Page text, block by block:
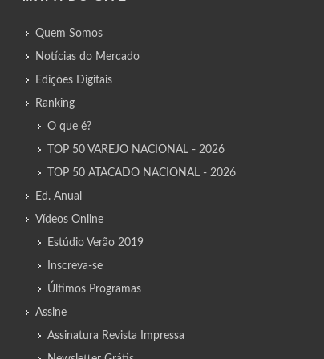
Quem Somos
Notícias do Mercado
Edições Digitais
Ranking
O que é?
TOP 50 VAREJO NACIONAL - 2026
TOP 50 ATACADO NACIONAL - 2026
Ed. Anual
Vídeos Online
Estúdio Verão 2019
Inscreva-se
Últimos Programas
Assine
Assinatura Revista Impressa